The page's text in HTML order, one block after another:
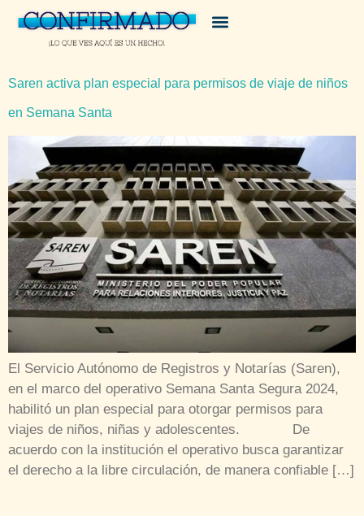
Saren activa plan especial para permisos de viaje de niños
en Semana Santa
El Servicio Autónomo de Registros y Notarías (Saren),
en el marco del operativo Semana Santa Segura 2024,
habilitó un plan especial para otorgar permisos para
viajes de niños, niñas y adolescentes. De
acuerdo con la institución el operativo busca garantizar
el derecho a la libre circulación, de manera confiable […]